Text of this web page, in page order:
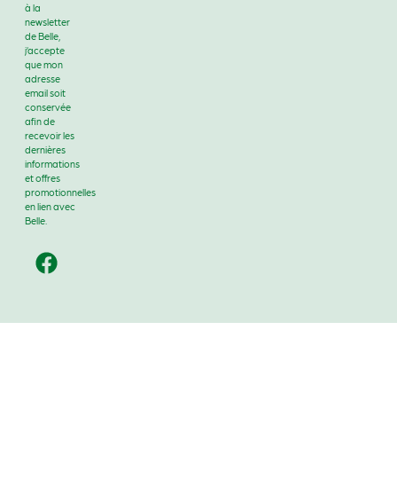
à la
newsletter
de Belle,
j’accepte
que mon
adresse
email soit
conservée
afin de
recevoir les
dernières
informations
et offres
promotionnelles
en lien avec
Belle.